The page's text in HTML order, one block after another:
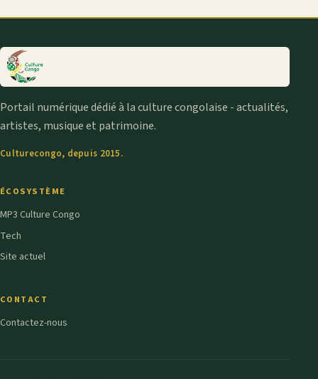
Portail numérique dédié à la culture congolaise - actualités,
artistes, musique et patrimoine.
Culturecongo, depuis 2015.
ÉCOSYSTÈME
MP3 Culture Congo
Tech
Site actuel
CONTACT
Contactez-nous